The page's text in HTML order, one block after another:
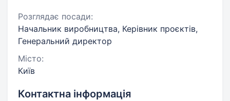
Розглядає посади:
Начальник виробництва, Керівник проєктів,
Генеральний директор
Місто:
Київ
Контактна інформація